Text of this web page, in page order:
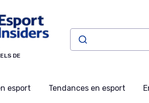
DE
esport Tendances en esport